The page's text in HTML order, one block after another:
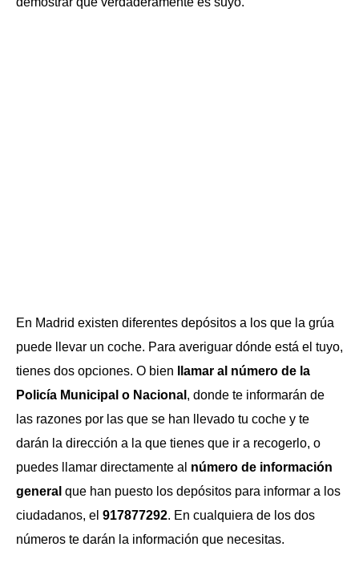
En Madrid existen diferentes depósitos a los que la grúa
puede llevar un coche. Para averiguar dónde está el tuyo,
tienes dos opciones. O bien
llamar al número de la
Policía Municipal o Nacional , donde te informarán de
las razones por las que se han llevado tu coche y te
darán la dirección a la que tienes que ir a recogerlo, o
puedes llamar directamente al número de información
general que han puesto los depósitos para informar a los
ciudadanos, el 917877292. En cualquiera de los dos
números te darán la información que necesitas.